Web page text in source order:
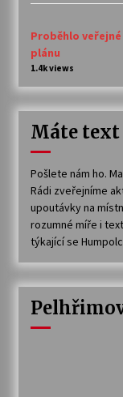
Proběhlo
plánu
1.4k views
Máte text
Pošlete nám ho.
Rádi zveřejníme
upoutávky na
rozumné míře i
týkající se